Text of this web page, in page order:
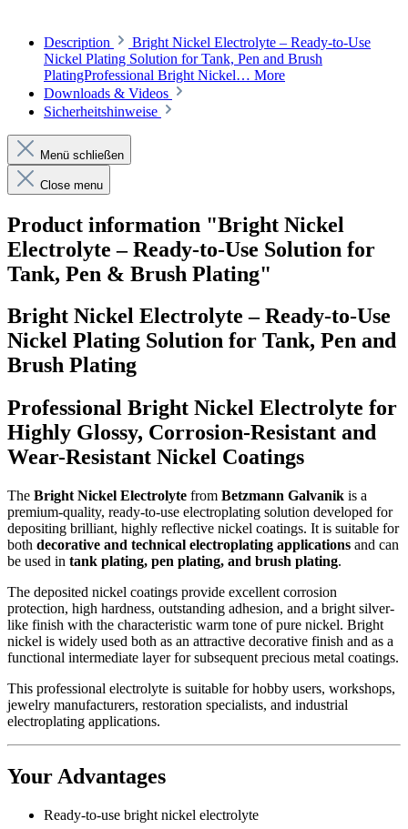
Description
Bright Nickel Electrolyte – Ready-to-Use
Nickel Plating Solution for Tank, Pen and Brush
PlatingProfessional Bright Nickel… More
Downloads & Videos
Sicherheitshinweise
Menü schließen
Close menu
Product information "Bright Nickel
Electrolyte – Ready-to-Use Solution for
Tank, Pen & Brush Plating"
Bright Nickel Electrolyte – Ready-to-Use
Nickel Plating Solution for Tank, Pen and
Brush Plating
Professional Bright Nickel Electrolyte for
Highly Glossy, Corrosion-Resistant and
Wear-Resistant Nickel Coatings
The Bright Nickel Electrolyte from Betzmann Galvanik is a
premium-quality, ready-to-use electroplating solution developed for
depositing brilliant, highly reflective nickel coatings. It is suitable for
both decorative and technical electroplating applications and can
be used in tank plating, pen plating, and brush plating.
The deposited nickel coatings provide excellent corrosion
protection, high hardness, outstanding adhesion, and a bright silver-
like finish with the characteristic warm tone of pure nickel. Bright
nickel is widely used both as an attractive decorative finish and as a
functional intermediate layer for subsequent precious metal coatings.
This professional electrolyte is suitable for hobby users, workshops,
jewelry manufacturers, restoration specialists, and industrial
electroplating applications.
Your Advantages
Ready-to-use bright nickel electrolyte